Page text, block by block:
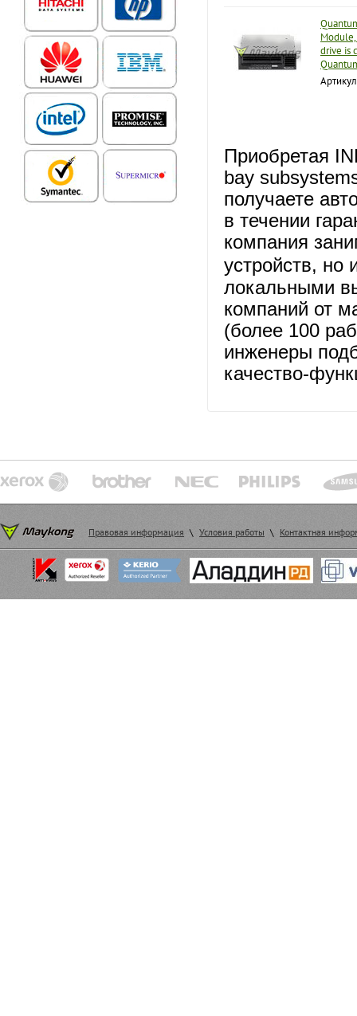
drive is
Приобретая
bay
получаете
в течении
компания
устройств, но
локальными
компаний от
(более 100
инженеры
качество-
Правовая информация \ Условия работы \ Контактная